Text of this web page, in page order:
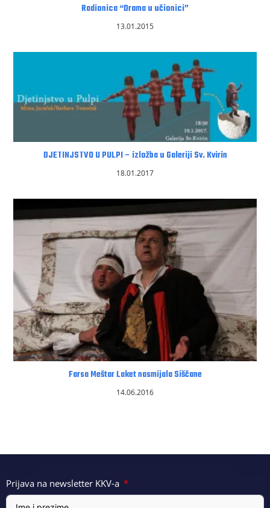
Radionica “Drama u učionici”
13.01.2015
DJETINJSTVO U PULPI – izložba u Galeriji Sv. Kvirin
18.01.2017
Farsa Meštar Laket nasmijala Siščane
14.06.2016
Prijava na newsletter KKV-a